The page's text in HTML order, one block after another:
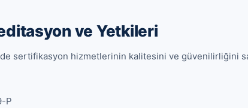
ve Yetkileri
sertifikasyon hizmetlerinin kalitesini ve güvenilirliğini
P